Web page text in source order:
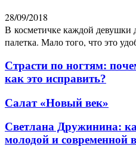
28/09/2018
В косметичке каждой девушки
палетка. Мало того, что это
Страсти по ногтям:
как это исправить?
Салат «Новый век»
Светлана Дружинина:
молодой и современной